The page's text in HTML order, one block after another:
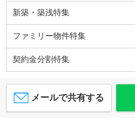
新築・築浅特集
ファミリー物件特集
契約金分割特集
メールで共有する